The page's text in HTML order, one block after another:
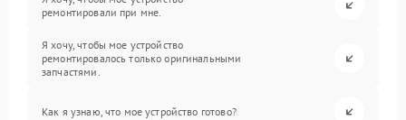
ремонтировали при мне.
Я хочу, чтобы мое устройство
ремонтировалось только оригинальными
запчастями.
Как я узнаю, что мое устройство готово?